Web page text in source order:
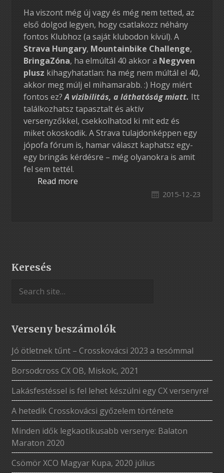
Ha viszont még új vagy és még nem tetted, az
első dolgod legyen, hogy csatlakozz néhány
fontos Klubhoz (a saját klubodon kívül). A
Strava Hungary, Mountainbike Challenge,
BringaZóna, ha elmúltál 40 akkor a Negyven
plusz kihagyhatatlan: ha még nem múltál el 40,
akkor meg múlj el mihamarabb. :) Hogy miért
fontos ez?A vizibilitás, a láthatóság miatt. Itt
találkozhatsz tapasztalt és aktív
versenyzőkkel, csekkolhatod ki mit edz és
miket okoskodik. A Strava tulajdonképpen egy
jópofa fórum is, hamar választ kaphatsz egy-
egy bringás kérdésre – még olyanokra is amit
fel sem tettél.
Read more
2015-12-23
Keresés
Verseny beszámolók
Jó ötletnek tűnt – Crosskovácsi 2023 a tesómmal
Borsodcross CX OB, Miskolc, 2021
Lakásfestéssel is fel lehet készülni egy CX versenyre!
A hetedik Crosskovácsi győzelem története
Minden idők legkaotikusabb versenye: Balaton
Maraton 2020
Csömör XCO Magyar Kupa, 2020 július